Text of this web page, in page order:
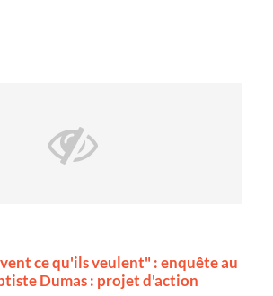
ce qu'ils veulent" : enquête au
Dumas : projet d'action